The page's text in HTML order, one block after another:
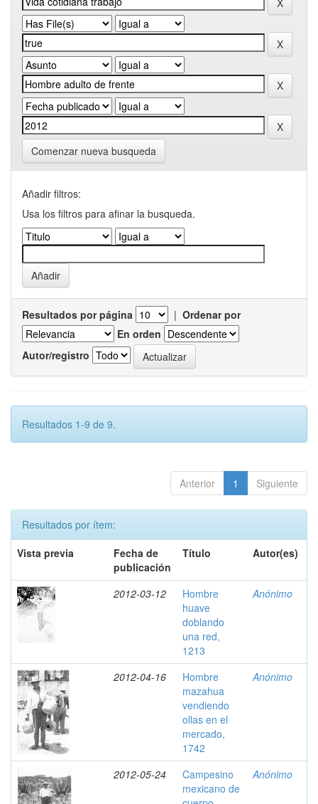
Comenzar nueva busqueda
Añadir filtros:
Usa los filtros para afinar la busqueda.
Resultados por página | Ordenar por
En orden
Autor/registro
Resultados 1-9 de 9.
Anterior 1 Siguiente
Resultados por ítem:
Vista previa
Fecha de
publicación
Título Autor(es)
2012-03-12
Hombre
huave
doblando
una red,
1213
Anónimo
2012-04-16
Hombre
mazahua
vendiendo
ollas en el
mercado,
1742
Anónimo
2012-05-24
Campesino
mexicano de
Anónimo